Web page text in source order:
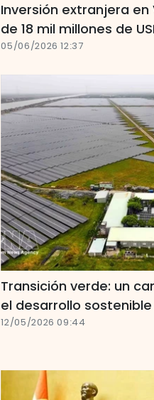
Inversión extranjera
de 18 mil millones de
05/06/2026 12:37
Transición verde: un
el desarrollo sostenible
12/05/2026 09:44